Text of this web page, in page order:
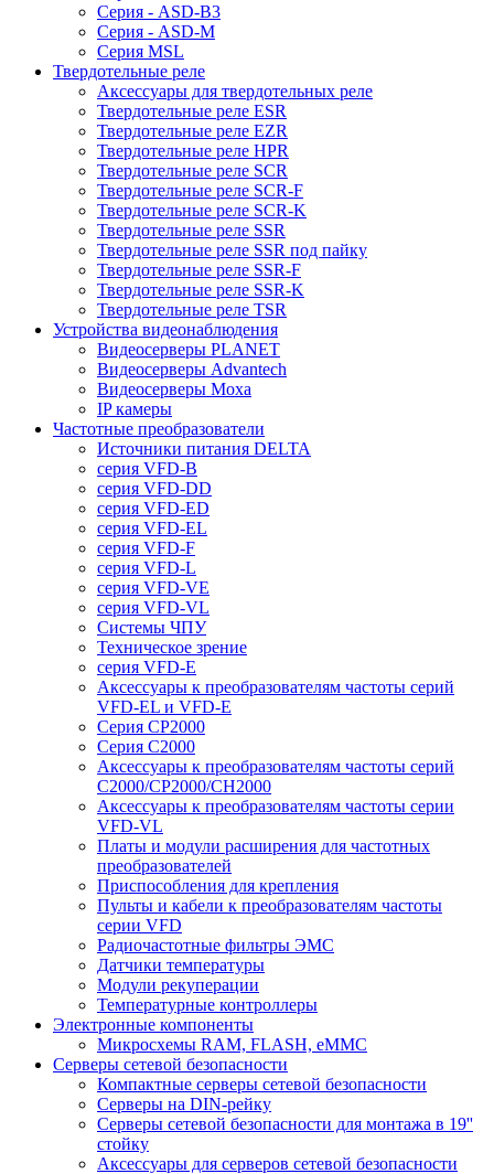
Серия - ASD-B3
Серия - ASD-M
Серия MSL
Твердотельные реле
Аксессуары для твердотельных реле
Твердотельные реле ESR
Твердотельные реле EZR
Твердотельные реле HPR
Твердотельные реле SCR
Твердотельные реле SCR-F
Твердотельные реле SCR-K
Твердотельные реле SSR
Твердотельные реле SSR под пайку
Твердотельные реле SSR-F
Твердотельные реле SSR-K
Твердотельные реле TSR
Устройства видеонаблюдения
Видеосерверы PLANET
Видеосерверы Advantech
Видеосерверы Moxa
IP камеры
Частотные преобразователи
Источники питания DELTA
серия VFD-B
серия VFD-DD
серия VFD-ED
серия VFD-EL
серия VFD-F
серия VFD-L
серия VFD-VE
серия VFD-VL
Системы ЧПУ
Техническое зрение
серия VFD-E
Аксессуары к преобразователям частоты серий
VFD-EL и VFD-E
Серия CP2000
Серия C2000
Аксессуары к преобразователям частоты серий
С2000/CP2000/CH2000
Аксессуары к преобразователям частоты серии
VFD-VL
Платы и модули расширения для частотных
преобразователей
Приспособления для крепления
Пульты и кабели к преобразователям частоты
серии VFD
Радиочастотные фильтры ЭМС
Датчики температуры
Модули рекуперации
Температурные контроллеры
Электронные компоненты
Микросхемы RAM, FLASH, eMMC
Серверы сетевой безопасности
Компактные серверы сетевой безопасности
Серверы на DIN-рейку
Серверы сетевой безопасности для монтажа в 19''
стойку
Аксессуары для серверов сетевой безопасности